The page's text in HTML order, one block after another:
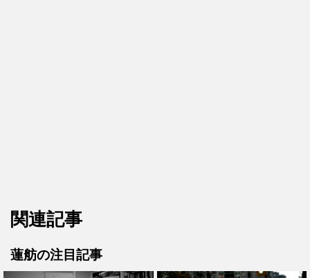
関連記事
蓮舫の注目記事